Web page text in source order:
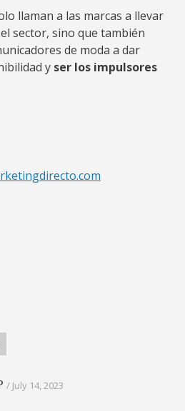
llaman a las marcas a llevar
sector, sino que también
de moda a dar
y ser los impulsores
July 14, 2023